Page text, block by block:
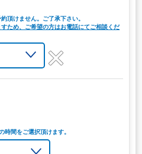
頂けません。ご了承下さい。
ため、ご希望の方はお電話にてご相談くだ
間をご選択頂けます。